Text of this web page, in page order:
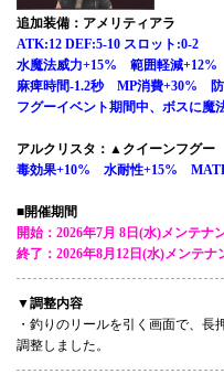
追加装備：アメリティアラ
ATK:12 DEF:5-10 スロット:0-2
水魔法威力+15% 範囲軽減
麻痺時間-1.2秒 MP消費+30% 防
フグーイベント期間中、ボスに
アルクリスタ：▲クイーンフグー
毒効果+10% 水耐性+15%
■開催期間
開始：2026年7月 8日(水)メンテナ
終了：2026年8月12日(水)メンテナ
▼調整内容
・釣りのリールを引く画面で、
調整しました。